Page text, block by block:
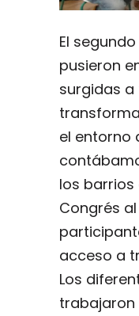
El
pusieron
surgidas a
el entorno
los barrios
Congrés
acceso a
Los
trabajaron